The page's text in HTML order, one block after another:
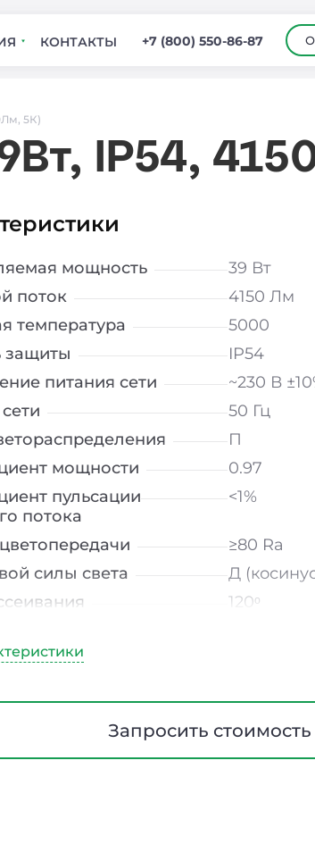
КОНТАКТЫ +7 (800) 550-86-87
5К)
IP54,
мощность
39 Вт
поток
4150 Лм
температура
5000
защиты
IP54
питания сети
~230 В
50 Гц
П
мощности
0.97
пульсации
потока
<1%
≥80 Ra
силы света
Д
120ᵒ
питания
в аварийном
Запросить стоимость